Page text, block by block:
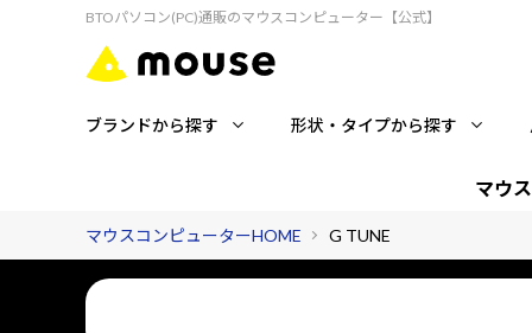
BTOパソコン(PC)通販のマウスコンピューター【公式】
ブランドから探す 形状・タイプから探す
マウ
マウスコンピューターHOME G TUNE